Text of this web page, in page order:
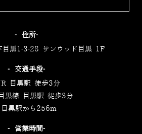
‐住所‐
目黒1-3-28 サンウッド目黒 1F
‐交通手段‐
目黒駅 徒歩3分
黒線 目黒駅 徒歩3分
目黒駅から256m
‐営業時間‐